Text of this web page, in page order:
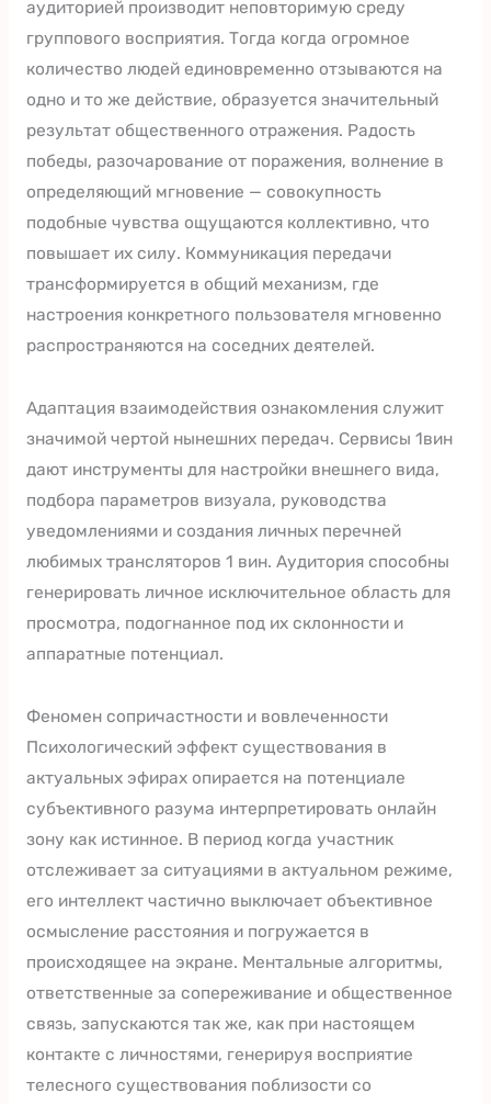
аудиторией производит неповторимую среду
группового восприятия. Тогда когда огромное
количество людей единовременно отзываются на
одно и то же действие, образуется значительный
результат общественного отражения. Радость
победы, разочарование от поражения, волнение в
определяющий мгновение — совокупность
подобные чувства ощущаются коллективно, что
повышает их силу. Коммуникация передачи
трансформируется в общий механизм, где
настроения конкретного пользователя мгновенно
распространяются на соседних деятелей.
Адаптация взаимодействия ознакомления служит
значимой чертой нынешних передач. Сервисы 1вин
дают инструменты для настройки внешнего вида,
подбора параметров визуала, руководства
уведомлениями и создания личных перечней
любимых трансляторов 1 вин. Аудитория способны
генерировать личное исключительное область для
просмотра, подогнанное под их склонности и
аппаратные потенциал.
Феномен сопричастности и вовлеченности
Психологический эффект существования в
актуальных эфирах опирается на потенциале
субъективного разума интерпретировать онлайн
зону как истинное. В период когда участник
отслеживает за ситуациями в актуальном режиме,
его интеллект частично выключает объективное
осмысление расстояния и погружается в
происходящее на экране. Ментальные алгоритмы,
ответственные за сопереживание и общественное
связь, запускаются так же, как при настоящем
контакте с личностями, генерируя восприятие
телесного существования поблизости со